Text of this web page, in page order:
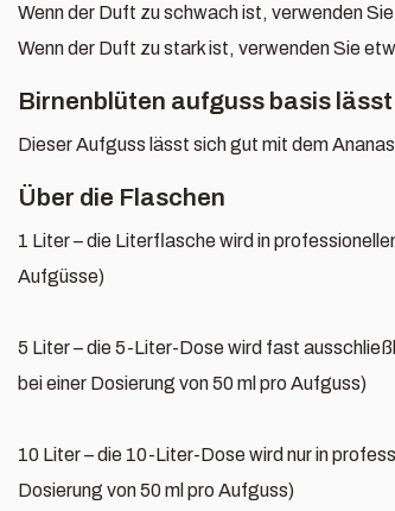
Wenn der Duft zu schwach ist, verwenden
Wenn der Duft zu stark ist, verwenden Sie
Birnenblüten aufguss basis
Dieser Aufguss lässt sich gut mit dem
Über die Flaschen
1 Liter – die Literflasche wird in
Aufgüsse)
5 Liter – die 5-Liter-Dose wird fast
bei einer Dosierung von 50 ml pro Aufguss)
10 Liter – die 10-Liter-Dose wird nur in
Dosierung von 50 ml pro Aufguss)